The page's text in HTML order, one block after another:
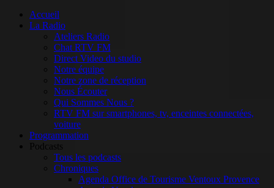
Accueil
La Radio
Ateliers Radio
Chat RTV FM
Direct Video du studio
Notre équipe
Notre zone de réception
Nous Écouter
Qui Sommes Nous ?
RTV FM sur smartphones, tv, enceintes connectées,
voiture
Programmation
Podcasts
Tous les podcasts
Chroniques
Agenda Office de Tourisme Ventoux Provence